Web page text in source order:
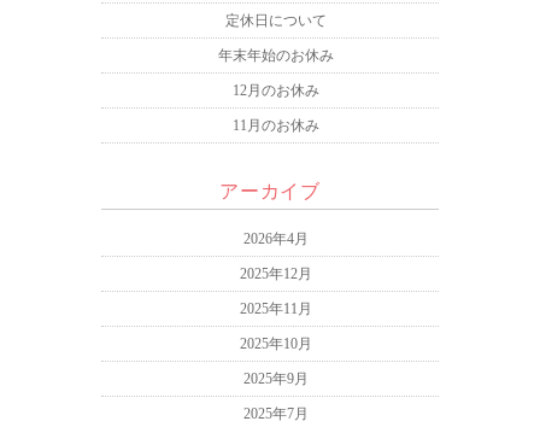
定休日について
年末年始のお休み
12月のお休み
11月のお休み
アーカイブ
2026年4月
2025年12月
2025年11月
2025年10月
2025年9月
2025年7月